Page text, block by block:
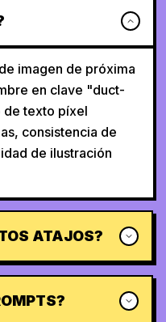
imagen de próxima
en clave "duct-
texto píxel
consistencia de
de ilustración
ATAJOS?